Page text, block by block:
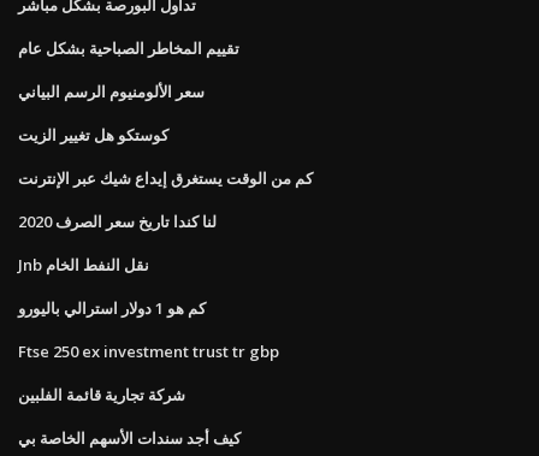
تداول البورصة بشكل مباشر
تقييم المخاطر الصباحية بشكل عام
سعر الألومنيوم الرسم البياني
كوستكو هل تغيير الزيت
كم من الوقت يستغرق إيداع شيك عبر الإنترنت
لنا كندا تاريخ سعر الصرف 2020
Jnb نقل النفط الخام
كم هو 1 دولار استرالي باليورو
Ftse 250 ex investment trust tr gbp
شركة تجارية قائمة الفلبين
كيف أجد سندات الأسهم الخاصة بي